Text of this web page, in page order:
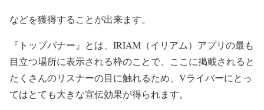
などを獲得することが出来ます。
『トップバナー』とは、IRIAM（イリアム）アプリの最も
目立つ場所に表示される枠のことで、ここに掲載されると
たくさんのリスナーの目に触れるため、Vライバーにとっ
てはとても大きな宣伝効果が得られます。